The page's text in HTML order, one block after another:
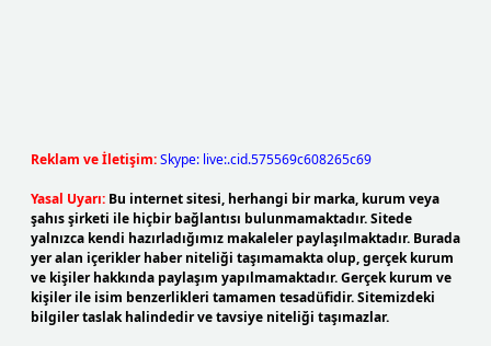
Reklam ve İletişim:Skype: live:.cid.575569c608265c69
Yasal Uyarı: Bu internet sitesi, herhangi bir marka, kurum veya
şahıs şirketi ile hiçbir bağlantısı bulunmamaktadır. Sitede
yalnızca kendi hazırladığımız makaleler paylaşılmaktadır. Burada
yer alan içerikler haber niteliği taşımamakta olup, gerçek kurum
ve kişiler hakkında paylaşım yapılmamaktadır. Gerçek kurum ve
kişiler ile isim benzerlikleri tamamen tesadüfidir. Sitemizdeki
bilgiler taslak halindedir ve tavsiye niteliği taşımazlar.